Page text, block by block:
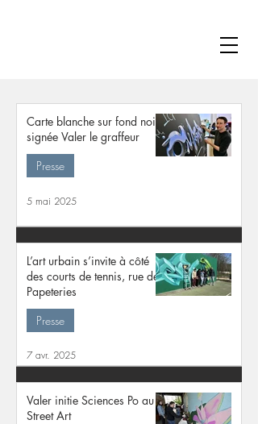
Carte blanche sur fond noir
signée Valer le graffeur
Presse
5 mai 2025
L’art urbain s’invite à côté
des courts de tennis, rue des
Papeteries
Presse
7 avr. 2025
Valer initie Sciences Po au
Street Art